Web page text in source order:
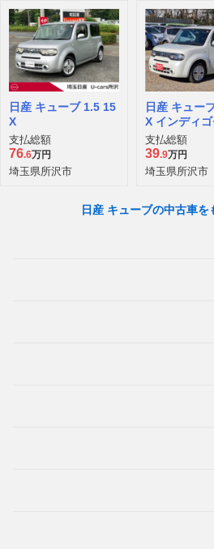
日産 キューブ 1.5 15
X
支払総額
76.6万円
埼玉県所沢市
日産 キュー
X インディ
ション
支払総額
39.9万円
埼玉県所沢市
日産 キューブの中古車を